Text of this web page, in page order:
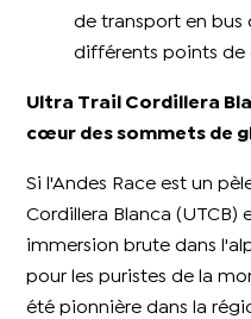
de transport en bus
différents points de
Ultra Trail Cordillera
cœur des sommets de
Si l'Andes Race est un
Cordillera Blanca (UTCB)
immersion brute dans
pour les puristes de la
été pionnière dans la